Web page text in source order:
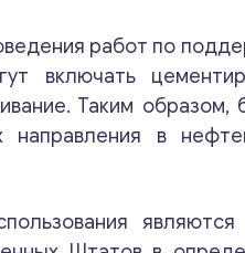
работ по
включать
Таким образом,
в
являются